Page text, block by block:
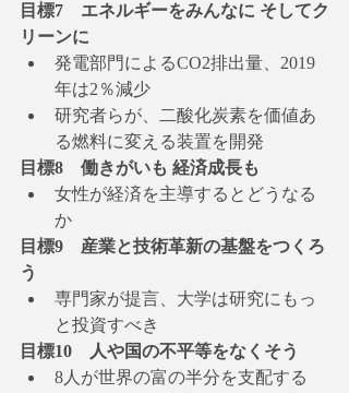
目標7　エネルギーをみんなに そしてク
リーンに
発電部門によるCO2排出量、2019
年は2％減少
研究者らが、二酸化炭素を価値あ
る燃料に変える装置を開発
目標8　働きがいも 経済成長も
女性が経済を主導するとどうなる
か
目標9　産業と技術革新の基盤をつくろ
う
専門家が提言、大学は研究にもっ
と投資すべき
目標10　人や国の不平等をなくそう
8人が世界の富の半分を支配する